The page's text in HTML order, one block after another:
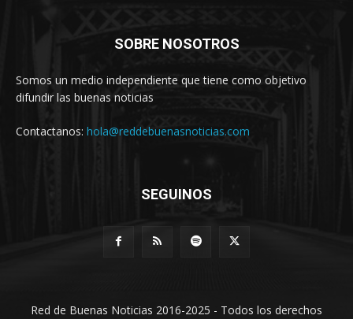
SOBRE NOSOTROS
Somos un medio independiente que tiene como objetivo
difundir las buenas noticias
Contactanos: hola@reddebuenasnoticias.com
SEGUINOS
Red de Buenas Noticias 2016-2025 - Todos los derechos